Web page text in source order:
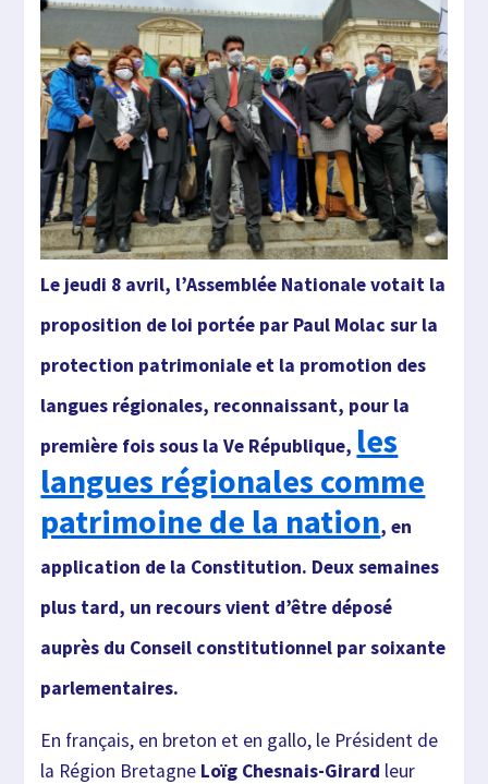
Le jeudi 8 avril, l’Assemblée Nationale votait la
proposition de loi portée par Paul Molac sur la
protection patrimoniale et la promotion des
langues régionales, reconnaissant, pour la
première fois sous la Ve République, les
langues régionales comme
patrimoine de la nation, en
application de la Constitution. Deux semaines
plus tard, un recours vient d’être déposé
auprès du Conseil constitutionnel par soixante
parlementaires.
En français, en breton et en gallo, le Président de
la Région Bretagne Loïg Chesnais-Girard leur